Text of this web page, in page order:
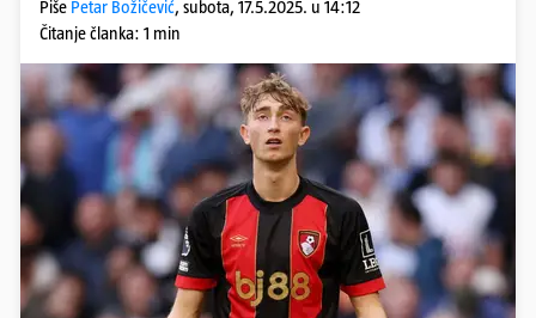
Piše Petar Božičević, subota, 17.5.2025. u 14:12
Čitanje članka: 1 min